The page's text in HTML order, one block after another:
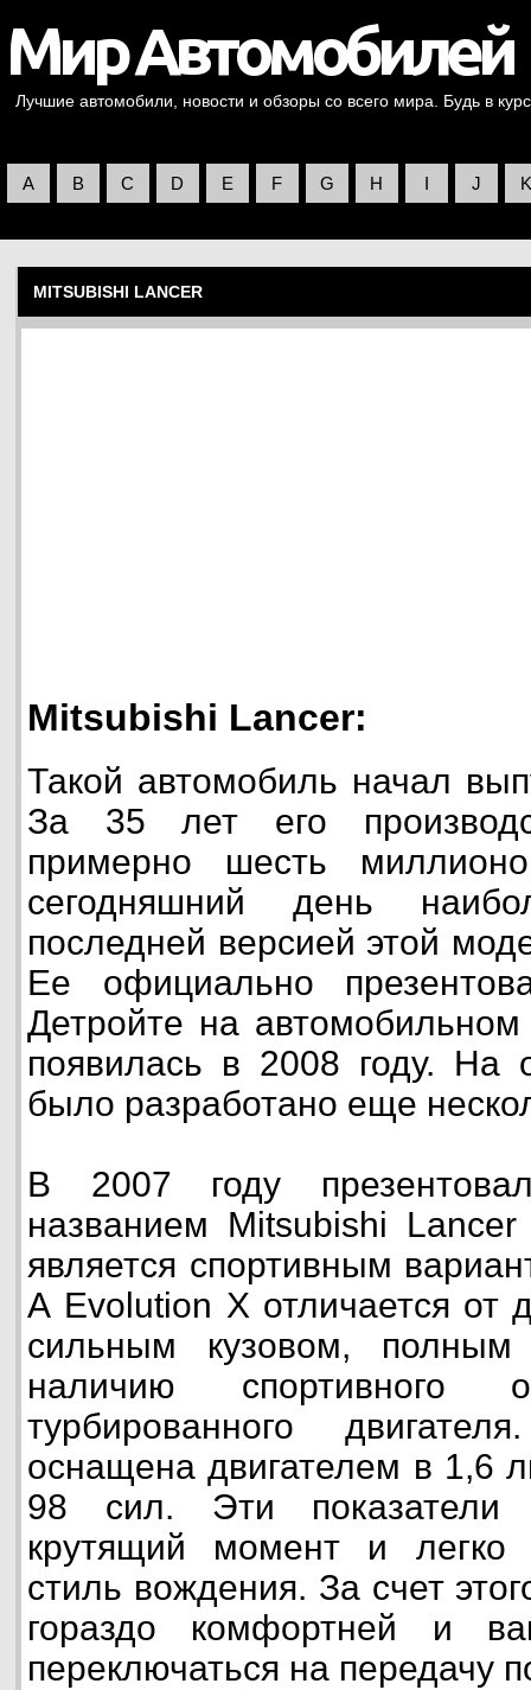
Лучшие автомобили, новости и обзоры со всего мира. Будь в
A B C D E F G H I J K
MITSUBISHI LANCER
Mitsubishi Lancer:
Такой автомобиль начал
За 35 лет его
примерно шесть
сегодняшний день
последней версией этой
Ее официально
Детройте на
появилась в 2008 году. На
было разработано еще
В 2007 году
названием Mitsubishi
является спортивным
А Evolution X отличается от
сильным кузовом,
наличию спортивного
турбированного
оснащена двигателем в 1,6
98 сил. Эти показатели
крутящий момент и легко
стиль вождения. За счет
гораздо комфортней и
переключаться на передачу